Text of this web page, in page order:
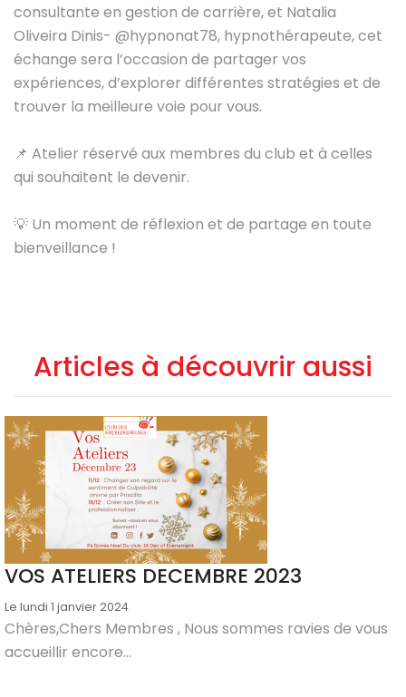
consultante en gestion de carrière, et Natalia
Oliveira Dinis- @hypnonat78, hypnothérapeute, cet
échange sera l’occasion de partager vos
expériences, d’explorer différentes stratégies et de
trouver la meilleure voie pour vous.
📌 Atelier réservé aux membres du club et à celles
qui souhaitent le devenir.
💡 Un moment de réflexion et de partage en toute
bienveillance !
Articles à découvrir aussi
VOS ATELIERS DECEMBRE 2023
Le lundi 1 janvier 2024
Chères,Chers Membres , Nous sommes ravies de vous
accueillir encore...